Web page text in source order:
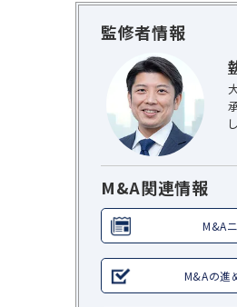
監修者情報
M&A関連情報
M&A
M&Aの進